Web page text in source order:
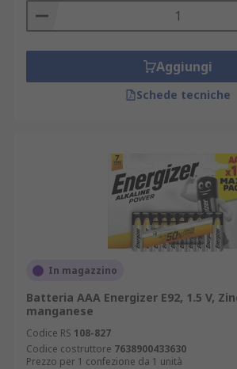
Aggiungi
Schede tecniche
In magazzino
Batteria AAA Energizer E92, 1.5 V,
manganese
Codice RS 108-827
Codice costruttore 7638900433630
Prezzo per 1 confezione da 1 unità